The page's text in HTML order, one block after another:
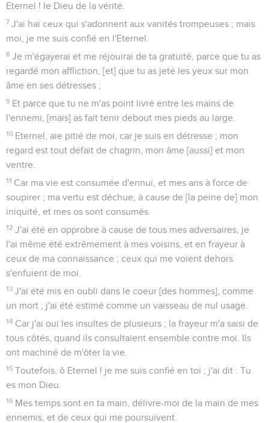
Eternel ! le Dieu de la vérité.
7 J'ai haï ceux qui s'adonnent aux vanités trompeuses ; mais
moi, je me suis confié en l'Eternel.
8 Je m'égayerai et me réjouirai de ta gratuité, parce que tu as
regardé mon affliction, [et] que tu as jeté les yeux sur mon
âme en ses détresses ;
9 Et parce que tu ne m'as point livré entre les mains de
l'ennemi, [mais] as fait tenir debout mes pieds au large.
10 Eternel, aie pitié de moi, car je suis en détresse ; mon
regard est tout défait de chagrin, mon âme [aussi] et mon
ventre.
11 Car ma vie est consumée d'ennui, et mes ans à force de
soupirer ; ma vertu est déchue, à cause de [la peine de] mon
iniquité, et mes os sont consumés.
12 J'ai été en opprobre à cause de tous mes adversaires, je
l'ai même été extrêmement à mes voisins, et en frayeur à
ceux de ma connaissance ; ceux qui me voient dehors
s'enfuient de moi.
13 J'ai été mis en oubli dans le coeur [des hommes], comme
un mort ; j'ai été estimé comme un vaisseau de nul usage.
14 Car j'ai ouï les insultes de plusieurs ; la frayeur m'a saisi de
tous côtés, quand ils consultaient ensemble contre moi. Ils
ont machiné de m'ôter la vie.
15 Toutefois, ô Eternel ! je me suis confié en toi ; j'ai dit : Tu
es mon Dieu.
16 Mes temps sont en ta main, délivre-moi de la main de mes
ennemis, et de ceux qui me poursuivent.